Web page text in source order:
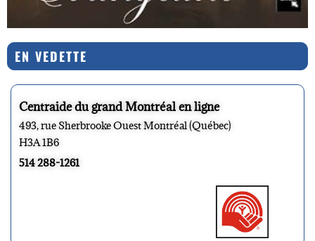
EN VEDETTE
Centraide du grand Montréal en ligne
493, rue Sherbrooke Ouest Montréal (Québec)
H3A 1B6
514 288-1261